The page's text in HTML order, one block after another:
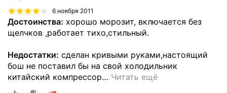
6 ноября 2011
Достоинства: хорошо морозит, включается без
щелчков ,работает тихо,стильный.
Недостатки: сделан кривыми руками,настоящий
бош не поставил бы на свой холодильник
китайский компрессор… Читать ещё